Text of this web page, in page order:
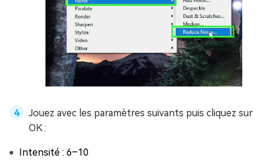
Jouez avec les paramètres suivants puis cliquez sur
OK :
Intensité : 6–10